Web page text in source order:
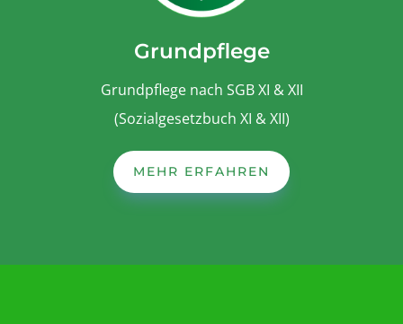
Grundpflege
Grundpflege nach SGB XI & XII
(Sozialgesetzbuch XI & XII)
MEHR ERFAHREN